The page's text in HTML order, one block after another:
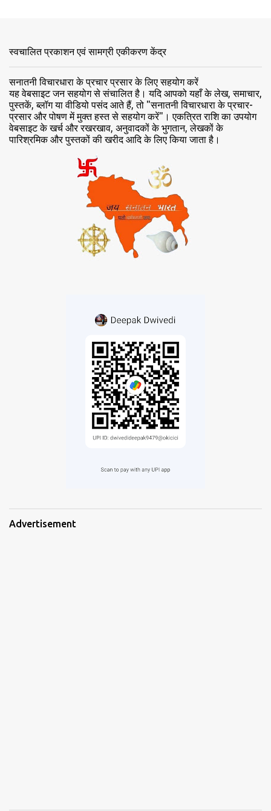
स्वचालित प्रकाशन एवं सामग्री एकीकरण केंद्र
सनातनी विचारधारा के प्रचार प्रसार के लिए सहयोग करें
यह वेबसाइट जन सहयोग से संचालित है। यदि आपको यहाँ के लेख, समाचार,
पुस्तकें, ब्लॉग या वीडियो पसंद आते हैं, तो "सनातनी विचारधारा के प्रचार-
प्रसार और पोषण में मुक्त हस्त से सहयोग करें"। एकत्रित राशि का उपयोग
वेबसाइट के खर्च और रखरखाव, अनुवादकों के भुगतान, लेखकों के
पारिश्रमिक और पुस्तकों की खरीद आदि के लिए किया जाता है।
Advertisement